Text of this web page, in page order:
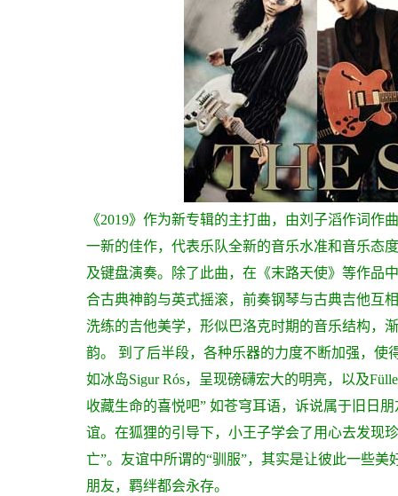
《2019》作为新专辑的主打曲，由刘子滔作词
一新的佳作，代表乐队全新的音乐水准和音乐态
及键盘演奏。除了此曲，在《末路天使》等作品
合古典神韵与英式摇滚，前奏钢琴与古典吉他互
洗练的吉他美学，形似巴洛克时期的音乐结构，
韵。
到了后半段，各种乐器的力度不断加强，使
如冰岛Sigur Rós，呈现磅礴宏大的明亮，以及
收藏生命的喜悦吧” 如苍穹耳语，诉说属于旧日
谊。在狐狸的引导下，小王子学会了用心去发现
亡”。友谊中所谓的“驯服”，其实是让彼此一些
朋友，羁绊都会永存。